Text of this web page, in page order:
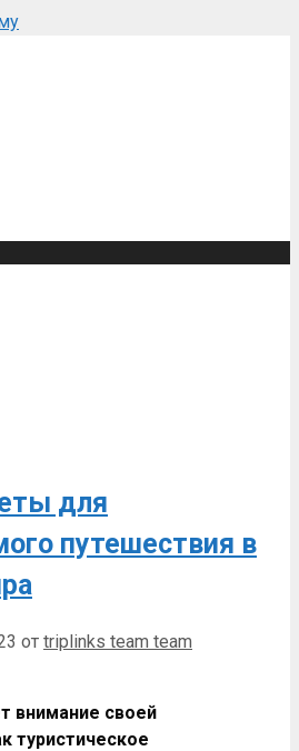
для
путешествия в
от triplinks team team
внимание своей
туристическое